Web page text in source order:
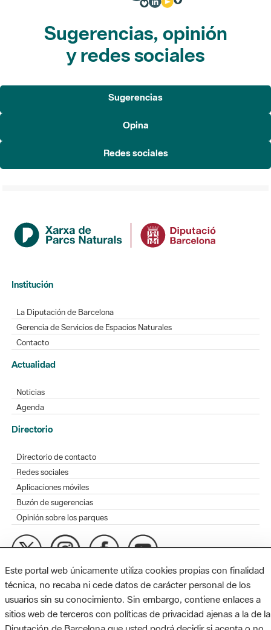
Sugerencias, opinión
y redes sociales
Sugerencias
Opina
Redes sociales
Institución
La Diputación de Barcelona
Gerencia de Servicios de Espacios Naturales
Contacto
Actualidad
Noticias
Agenda
Directorio
Directorio de contacto
Redes sociales
Aplicaciones móviles
Buzón de sugerencias
Opinión sobre los parques
MAPA WEB AVISO LEGAL ACCESIBILIDAD
Diputación de Barcelona. Edifici Llacuna, 1a planta. Badajoz, 49.
08005 Barcelona. Tel. 934 022 428 / xarxaparcs@diba.cat
Este portal web únicamente utiliza cookies propias con finalidad
técnica, no recaba ni cede datos de carácter personal de los
usuarios sin su conocimiento. Sin embargo, contiene enlaces a
sitios web de terceros con políticas de privacidad ajenas a la de la